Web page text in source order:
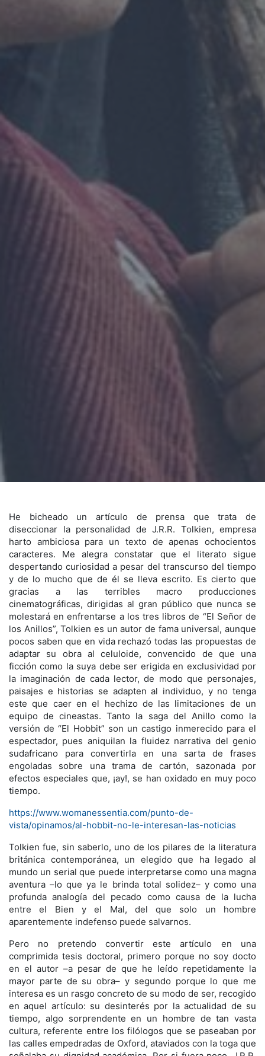
He bicheado un artículo de prensa que trata de
diseccionar la personalidad de J.R.R. Tolkien, empresa
harto ambiciosa para un texto de apenas ochocientos
caracteres. Me alegra constatar que el literato sigue
despertando curiosidad a pesar del transcurso del tiempo
y de lo mucho que de él se lleva escrito. Es cierto que
gracias a las terribles macro producciones
cinematográficas, dirigidas al gran público que nunca se
molestará en enfrentarse a los tres libros de “El Señor de
los Anillos”, Tolkien es un autor de fama universal, aunque
pocos saben que en vida rechazó todas las propuestas de
adaptar su obra al celuloide, convencido de que una
ficción como la suya debe ser erigida en exclusividad por
la imaginación de cada lector, de modo que personajes,
paisajes e historias se adapten al individuo, y no tenga
este que caer en el hechizo de las limitaciones de un
equipo de cineastas. Tanto la saga del Anillo como la
versión de “El Hobbit” son un castigo inmerecido para el
espectador, pues aniquilan la fluidez narrativa del genio
sudafricano para convertirla en una sarta de frases
engoladas sobre una trama de cartón, sazonada por
efectos especiales que, ¡ay!, se han oxidado en muy poco
tiempo.
https://www.womanessentia.com/punto-de-
vista/opinamos/al-hobbit-no-le-interesan-las-noticias
Tolkien fue, sin saberlo, uno de los pilares de la literatura
británica contemporánea, un elegido que ha legado al
mundo un serial que puede interpretarse como una magna
aventura –lo que ya le brinda total solidez– y como una
profunda analogía del pecado como causa de la lucha
entre el Bien y el Mal, del que solo un hombre
aparentemente indefenso puede salvarnos.
Pero no pretendo convertir este artículo en una
comprimida tesis doctoral, primero porque no soy docto
en el autor –a pesar de que he leído repetidamente la
mayor parte de su obra– y segundo porque lo que me
interesa es un rasgo concreto de su modo de ser, recogido
en aquel artículo: su desinterés por la actualidad de su
tiempo, algo sorprendente en un hombre de tan vasta
cultura, referente entre los filólogos que se paseaban por
las calles empedradas de Oxford, ataviados con la toga que